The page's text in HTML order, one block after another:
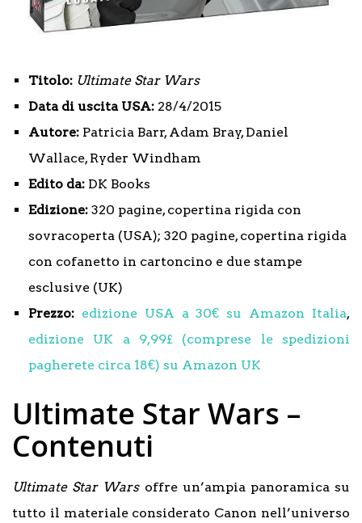
Titolo: Ultimate Star Wars
Data di uscita USA: 28/4/2015
Autore: Patricia Barr, Adam Bray, Daniel
Wallace, Ryder Windham
Edito da: DK Books
Edizione: 320 pagine, copertina rigida con
sovracoperta (USA); 320 pagine, copertina rigida
con cofanetto in cartoncino e due stampe
esclusive (UK)
Prezzo: edizione USA a 30€ su Amazon Italia,
edizione UK a 9,99£ (comprese le spedizioni
pagherete circa 18€) su Amazon UK
Ultimate Star Wars –
Contenuti
Ultimate Star Warsoffre un’ampia panoramica su
tutto il materiale considerato Canon nell’universo